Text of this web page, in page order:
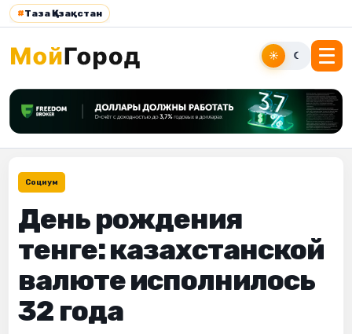
#Таза Қазақстан
☀ ☾
Социум
День рождения
тенге: казахстанской
валюте исполнилось
32 года